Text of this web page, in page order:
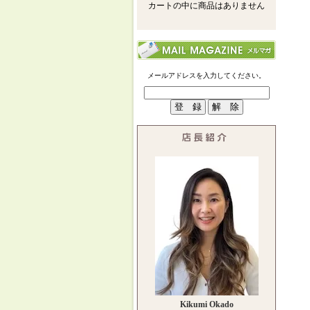
カートの中に商品はありません
メールアドレスを入力してください。
Kikumi Okado